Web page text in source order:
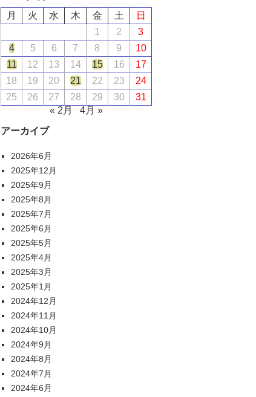
月
火 水 木 金 土
日
1
2
3
4
5 6 7 8 9
10
11
12 13 14 15 16
17
18
19 20 21 22 23
24
25
26 27 28 29 30
31
« 2月
4月 »
アーカイブ
2026年6月
2025年12月
2025年9月
2025年8月
2025年7月
2025年6月
2025年5月
2025年4月
2025年3月
2025年1月
2024年12月
2024年11月
2024年10月
2024年9月
2024年8月
2024年7月
2024年6月